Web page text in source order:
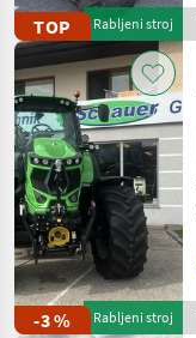
TOP Rabljeni stroj
-3 % Rabljeni stroj